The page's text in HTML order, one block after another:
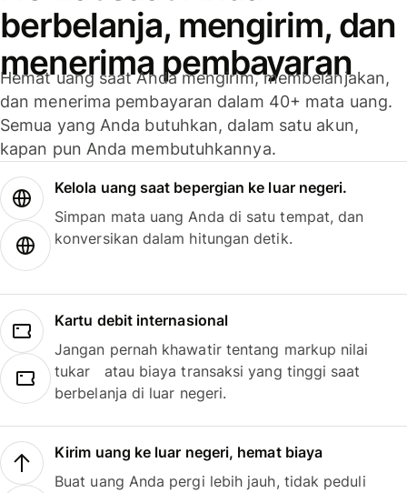
berbelanja, mengirim, dan
menerima pembayaran
Hemat uang saat Anda mengirim, membelanjakan,
dan menerima pembayaran dalam 40+ mata uang.
Semua yang Anda butuhkan, dalam satu akun,
kapan pun Anda membutuhkannya.
Kelola uang saat bepergian ke luar negeri.
Simpan mata uang Anda di satu tempat, dan
konversikan dalam hitungan detik.
Kartu debit internasional
Jangan pernah khawatir tentang markup nilai
tukar atau biaya transaksi yang tinggi saat
berbelanja di luar negeri.
Kirim uang ke luar negeri, hemat biaya
Buat uang Anda pergi lebih jauh, tidak peduli